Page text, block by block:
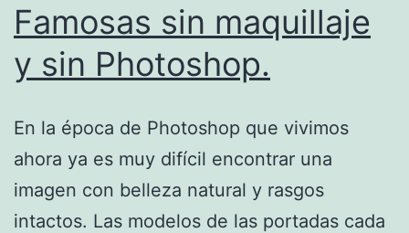
Famosas sin maquillaje
y sin Photoshop.
En la época de Photoshop que vivimos
ahora ya es muy difícil encontrar una
imagen con belleza natural y rasgos
intactos. Las modelos de las portadas cada